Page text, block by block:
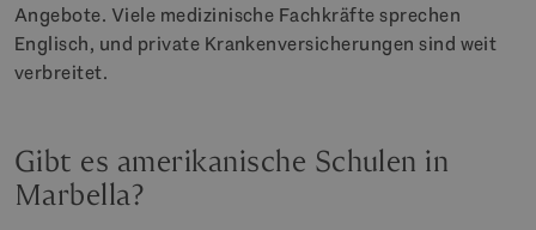
Angebote. Viele medizinische Fachkräfte sprechen
Englisch, und private Krankenversicherungen sind weit
verbreitet.
Gibt es amerikanische Schulen in
Marbella?